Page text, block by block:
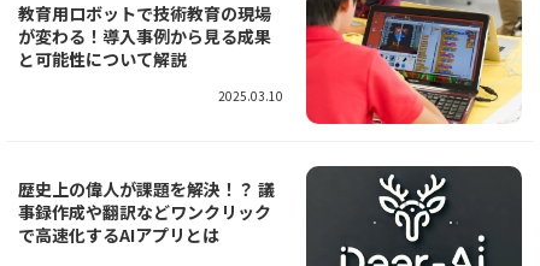
教育用ロボットで技術教育の現場
が変わる！導入事例から見る成果
と可能性について解説
2025.03.10
歴史上の偉人が課題を解決！？ 議
事録作成や翻訳などワンクリック
で高速化するAIアプリとは